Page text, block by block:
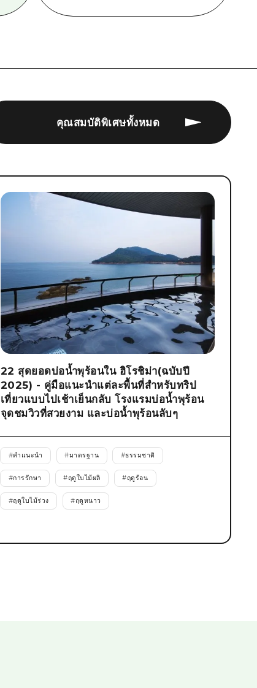
คุณสมบัติพิเศษทั้งหมด
22 สุดยอดบ่อน้ำพุร้อนใน ฮิโรชิม่า(ฉบับปี
2025) - คู่มือแนะนำแต่ละพื้นที่สำหรับทริป
เที่ยวแบบไปเช้าเย็นกลับ โรงแรมบ่อน้ำพุร้อน
จุดชมวิวที่สวยงาม และบ่อน้ำพุร้อนลับๆ
#คำแนะนำ #มาตรฐาน #ธรรมชาติ
#การรักษา #ฤดูใบไม้ผลิ #ฤดูร้อน
#ฤดูใบไม้ร่วง #ฤดูหนาว